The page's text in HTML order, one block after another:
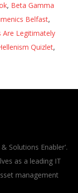
, Beta Gamma
Belfast,
Are Legitimately
Quizlet,
Solutions Enabler'.
as a leading IT
management